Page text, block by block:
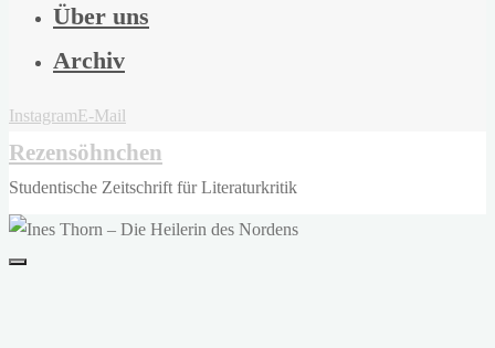
Über uns
Archiv
InstagramE-Mail
Rezensöhnchen
Studentische Zeitschrift für Literaturkritik